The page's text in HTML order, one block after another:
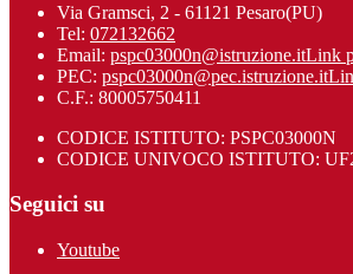
Via Gramsci, 2 - 61121 Pesaro(PU)
Tel: 072132662
Email: pspc03000n@istruzione.itLink
PEC: pspc03000n@pec.istruzione.it
C.F.: 80005750411
CODICE ISTITUTO: PSPC03000N
CODICE UNIVOCO ISTITUTO:
Seguici su
Youtube